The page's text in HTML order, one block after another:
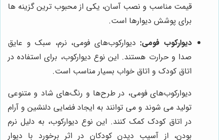
قیمت مناسب و نصب آسان، یکی از محبوب ترین گزینه ها
برای پوشش دیوارها است.
دیوارکوب فومی: دیوارکوب‌های فومی، نرم، سبک و عایق
صدا و حرارت هستند. این نوع دیوارکوب، برای استفاده در
اتاق کودک و اتاق خواب بسیار مناسب است.
دیوارکوب‌های فومی، در طرح‌ها و رنگ‌های شاد و متنوعی
تولید می شوند و می توانند به ایجاد فضایی دلنشین و آرام
در اتاق کودک کمک کنند. این نوع دیوارکوب، به دلیل نرم
بودن، از آسیب دیدن کودکان در اثر برخورد با دیوار